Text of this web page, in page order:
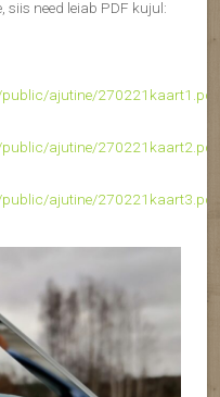
siis need leiab PDF kujul:
ajutine/270221kaart1.pdf
ajutine/270221kaart2.pdf
ajutine/270221kaart3.pdf